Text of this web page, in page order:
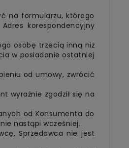
na formularzu, którego
korespondencyjny
osobę trzecią inną niż
w posiadanie ostatniej
od umowy, zwrócić
wyraźnie zgodził się na
od Konsumenta do
nastąpi wcześniej.
Sprzedawca nie jest